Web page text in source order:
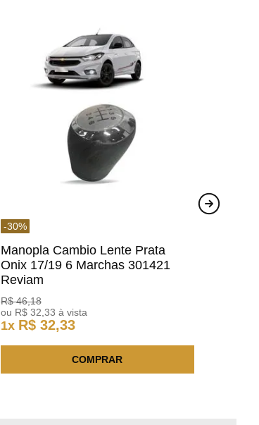
-30%
Manopla Cambio Lente Prata
Onix 17/19 6 Marchas 301421
Reviam
R$ 46,18
ou R$ 32 ,33 à vista
1x R$ 32,33
COMPRAR